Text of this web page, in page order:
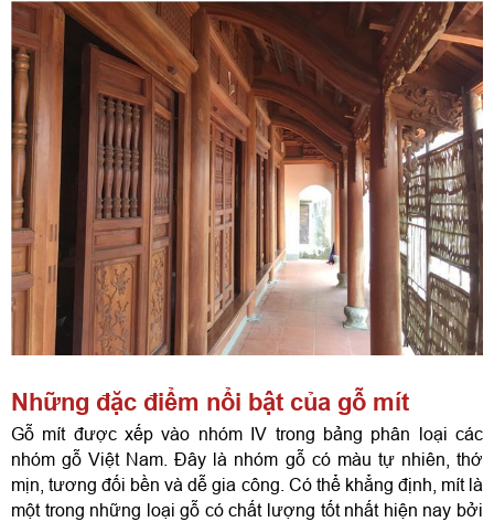
Những đặc điểm nổi bật của gỗ mít
Gỗ mít được xếp vào nhóm IV trong bảng phân loại các
nhóm gỗ Việt Nam. Đây là nhóm gỗ có màu tự nhiên, thớ
mịn, tương đối bền và dễ gia công. Có thể khẳng định, mít là
một trong những loại gỗ có chất lượng tốt nhất hiện nay bởi